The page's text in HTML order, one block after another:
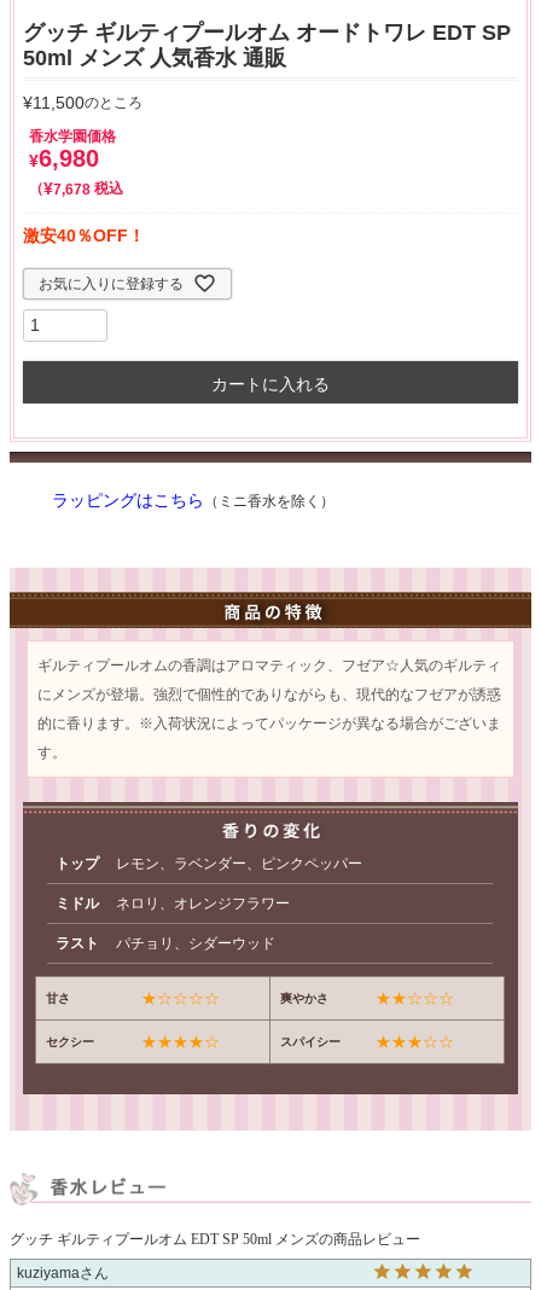
グッチ ギルティプールオム オードトワレ EDT SP
50ml メンズ 人気香水 通販
¥11,500のところ
香水学園価格
¥6,980
¥7,678 税込
激安40％OFF！
お気に入りに登録する
カートに入れる
ラッピングはこちら （ミニ香水を除く）
ギルティプールオムの香調はアロマティック、フゼア☆人気のギルティ
にメンズが登場。強烈で個性的でありながらも、現代的なフゼアが誘惑
的に香ります。※入荷状況によってパッケージが異なる場合がございま
す。
トップ レモン、ラベンダー、ピンクペッパー
ミドル ネロリ、オレンジフラワー
ラスト パチョリ、シダーウッド
甘さ ★☆☆☆☆ 爽やかさ ★★☆☆☆
セクシー ★★★★☆ スパイシー ★★★☆☆
グッチ ギルティプールオム EDT SP 50ml メンズの商品レビュー
kuziyama